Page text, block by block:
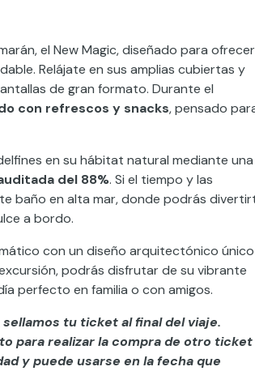
el New Magic, diseñado para
Relájate en sus amplias cubiertas y
de gran formato. Durante el
con refrescos y snacks, pensado
en su hábitat natural mediante una
del 88%. Si el tiempo y las
baño en alta mar, donde podrás
a bordo.
con un diseño arquitectónico único
podrás disfrutar de su vibrante
perfecto en familia o con amigos.
tu ticket al final del viaje.
para realizar la compra de otro ticket
y puede usarse en la fecha que